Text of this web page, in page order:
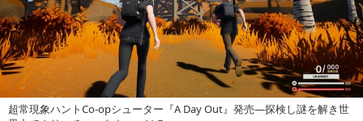
超常現象ハントCo-opシューター『A Day Out』発売―探検し謎を解き世